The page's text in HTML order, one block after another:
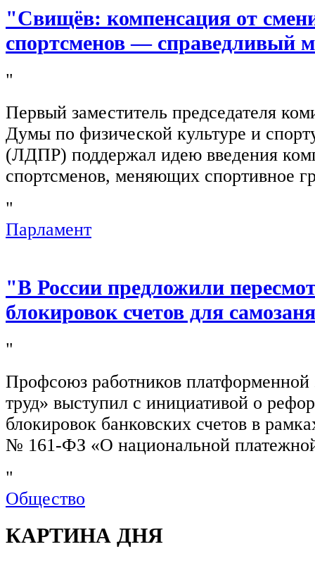
"Свищёв: компенсация от
спортсменов — справедливый
"
Первый заместитель председателя
Думы по физической культуре и
(ЛДПР) поддержал идею введения
спортсменов, меняющих спортивное
"
Парламент
"В России предложили
блокировок счетов для
"
Профсоюз работников
труд» выступил с инициативой о
блокировок банковских счетов в
№ 161-ФЗ «О национальной
"
Общество
КАРТИНА ДНЯ